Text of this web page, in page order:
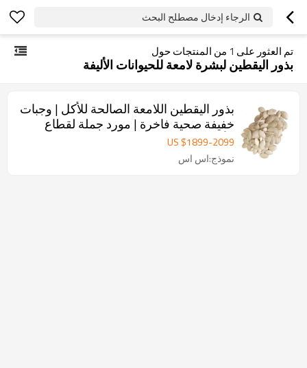
الرجاء إدخال مصطلح البحث
تم العثور على 1 من المنتجات حول
بذور اليقطين لبشرة لامعة للحيوانات الأليفة
بذور اليقطين اللامعة الصالحة للأكل | وجبات
خفيفة صحية فاخرة | مورد جملة لقطاع
الأعمال
US $1899-2099
نموذج:اس اس